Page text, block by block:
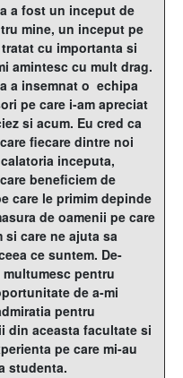
a fost un inceput de
mine, un inceput pe
cu importanta si
amintesc cu mult drag.
a insemnat o echipa
pe care i-am apreciat
si acum. Eu cred ca
fiecare dintre noi
inceputa,
beneficiem de
care le primim depinde
de oamenii pe care
si care ne ajuta sa
ce suntem. De-
multumesc pentru
de a-mi
pentru
din aceasta facultate si
pe care mi-au
studenta.